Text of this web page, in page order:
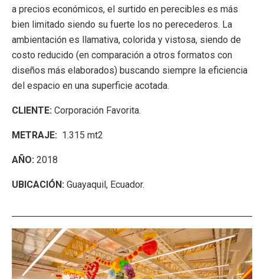
a precios económicos, el surtido en perecibles es más
bien limitado siendo su fuerte los no perecederos. La
ambientación es llamativa, colorida y vistosa, siendo de
costo reducido (en comparación a otros formatos con
diseños más elaborados) buscando siempre la eficiencia
del espacio en una superficie acotada.
CLIENTE: Corporación Favorita.
METRAJE: 1.315 mt2
AÑO: 2018
UBICACIÓN: Guayaquil, Ecuador.